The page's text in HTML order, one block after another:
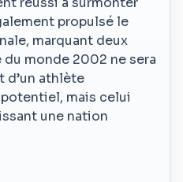
propulsé le
marquant deux
monde 2002 ne sera
d’un athlète
mais celui
une nation